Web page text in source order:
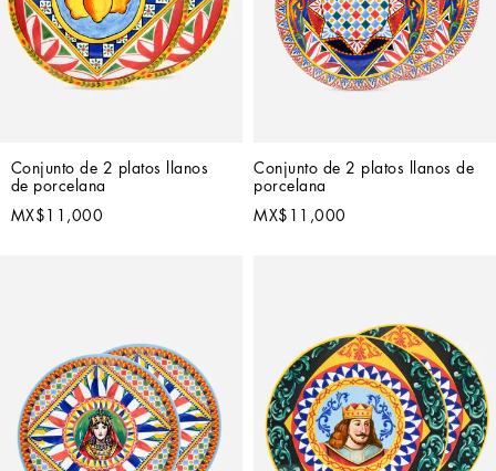
Conjunto de 2 platos llanos
de porcelana
MX$11,000
Conjunto de 2 platos llanos de
porcelana
MX$11,000